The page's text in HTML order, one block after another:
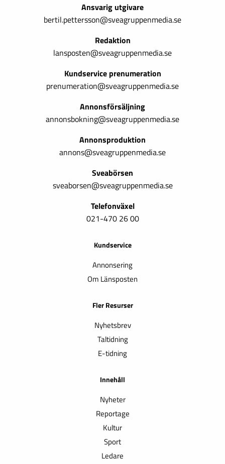
Ansvarig utgivare
bertil.pettersson@sveagruppenmedia.se
Redaktion
lansposten@sveagruppenmedia.se
Kundservice prenumeration
prenumeration@sveagruppenmedia.se
Annonsförsäljning
annonsbokning@sveagruppenmedia.se
Annonsproduktion
annons@sveagruppenmedia.se
Sveabörsen
sveaborsen@sveagruppenmedia.se
Telefonväxel
021-470 26 00
Kundservice
Annonsering
Om Länsposten
Fler Resurser
Nyhetsbrev
Taltidning
E-tidning
Innehåll
Nyheter
Reportage
Kultur
Sport
Ledare